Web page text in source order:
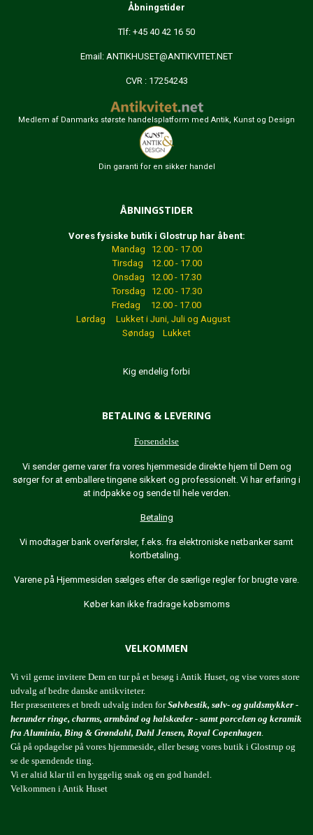
Åbningstider
Tlf: +45 40 42 16 50
Email: ANTIKHUSET@ANTIKVITET.NET
CVR : 17254243
Medlem af Danmarks største handelsplatform med Antik, Kunst og Design
Din garanti for en sikker handel
ÅBNINGSTIDER
Vores fysiske butik i Glostrup har åbent:
Mandag 12.00 - 17.00
Tirsdag 12.00 - 17.00
Onsdag 12.00 - 17.30
Torsdag 12.00 - 17.30
Fredag 12.00 - 17.00
Lørdag Lukket i Juni, Juli og August
Søndag Lukket
Kig endelig forbi
BETALING & LEVERING
Forsendelse
Vi sender gerne varer fra vores hjemmeside direkte hjem til Dem og
sørger for at emballere tingene sikkert og professionelt. Vi har erfaring i
at indpakke og sende til hele verden.
Betaling
Vi modtager bank overførsler, f.eks. fra elektroniske netbanker samt
kortbetaling.
Varene på Hjemmesiden sælges efter de særlige regler for brugte vare.
Køber kan ikke fradrage købsmoms
VELKOMMEN
Vi vil gerne invitere Dem en tur på et besøg i Antik Huset, og vise vores store
udvalg af bedre danske antikviteter.
Her præsenteres et bredt udvalg inden forSølvbestik, sølv- og guldsmykker -
herunder ringe, charms, armbånd og halskæder - samt porcelæn og keramik
fra Aluminia, Bing & Grøndahl, Dahl Jensen, Royal Copenhagen
Gå på opdagelse på vores hjemmeside, eller besøg vores butik i Glostrup og
se de spændende ting.
Vi er altid klar til en hyggelig snak og en god handel.
Velkommen i Antik Huset